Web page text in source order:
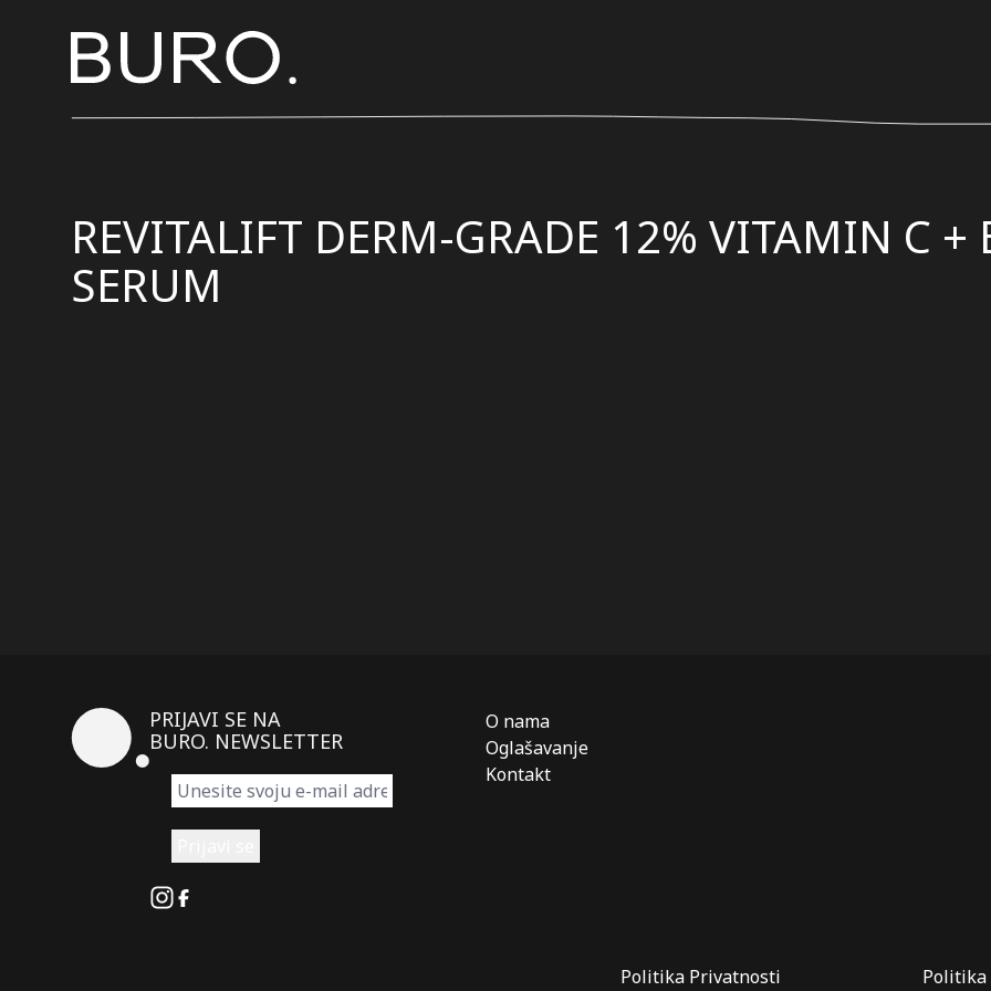
REVITALIFT DERM-GRADE 12% VITAMIN C +
SERUM
PRIJAVI SE NA
BURO. NEWSLETTER
Instagram
Facebook
O nama
Oglašavanje
Kontakt
Politika Privatnosti Politika